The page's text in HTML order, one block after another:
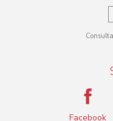
Facebook